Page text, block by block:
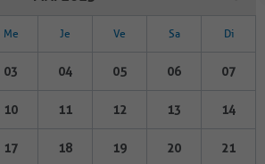
Me Je Ve Sa Di
03 04 05 06 07
10 11 12 13 14
17 18 19 20 21